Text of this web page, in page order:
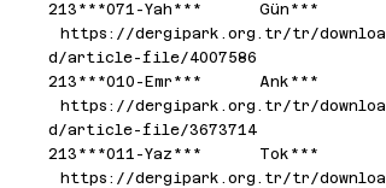
213***071-Yah*** Gün***
https://dergipark.org.tr/tr/downloa
d/article-file/4007586
213***010-Emr*** Ank***
https://dergipark.org.tr/tr/downloa
d/article-file/3673714
213***011-Yaz*** Tok***
https://dergipark.org.tr/tr/downloa